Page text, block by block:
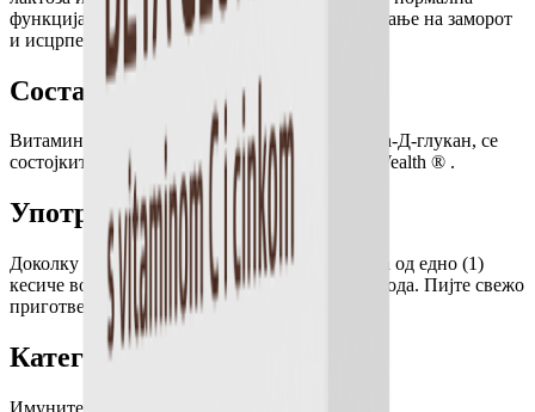
функција на имунолошкиот систем и намалување на заморот
и исцрпеноста.
Состав
Витаминот Ц и цинкот, заедно со 1,3/1,6 - бета-Д-глукан, се
состојките на пијалокот за имунитет Natural Wealth ® .
Употреба
Доколку е потребно, растворете ја содржината од едно (1)
кесиче во 150 мл топла (не врела) или ладна вода. Пијте свежо
приготвени 1-5 пијалоци дневно.
Категории
Имунитет